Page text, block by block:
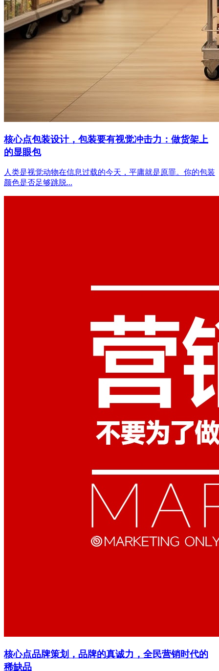
核心点包装设计，包装要有视觉冲击力：做货架上
的显眼包
人类是视觉动物在信息过载的今天，平庸就是原罪。你的包装
颜色是否足够跳脱...
核心点品牌策划，品牌的真诚力，全民营销时代的
稀缺品